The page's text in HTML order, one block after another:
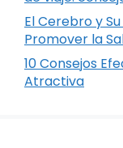
El Cerebro y
Promover la
10 Consejos
Atractiva